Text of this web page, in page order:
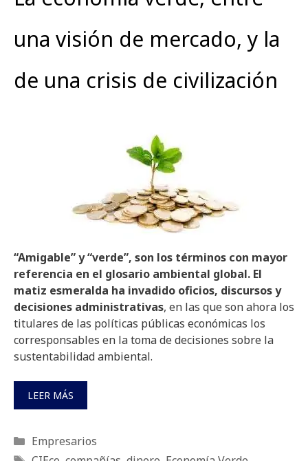
una visión de mercado, y la
de una crisis de civilización
“Amigable” y “verde”, son los términos con mayor
referencia en el glosario ambiental global. El
matiz esmeralda ha invadido oficios, discursos y
decisiones administrativas, en las que son ahora los
titulares de las políticas públicas económicas los
corresponsables en la toma de decisiones sobre la
sustentabilidad ambiental.
LEER MÁS
Categorías
Empresarios